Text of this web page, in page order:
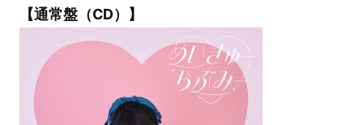
【通常盤（CD）】